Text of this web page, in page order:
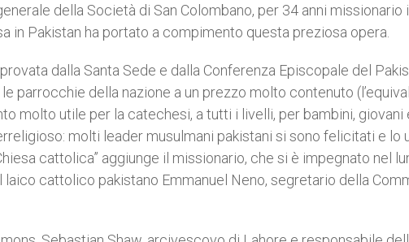
della Società di San Colombano, per 34 anni missionario
in Pakistan ha portato a compimento questa preziosa opera.
dalla Santa Sede e dalla Conferenza Episcopale del
parrocchie della nazione a un prezzo molto contenuto
molto utile per la catechesi, a tutti i livelli, per bambini, giovani
molti leader musulmani pakistani si sono felicitati e lo
cattolica” aggiunge il missionario, che si è impegnato nel
cattolico pakistano Emmanuel Neno, segretario della